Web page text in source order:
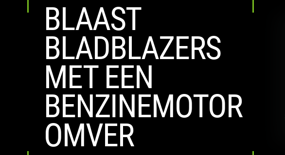
BLAAST
BLADBLAZERS
MET EEN
BENZINEMOTOR
OMVER